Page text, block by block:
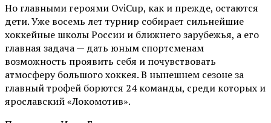
Но главными героями OviCup, как и прежде, остаются
дети. Уже восемь лет турнир собирает сильнейшие
хоккейные школы России и ближнего зарубежья, а его
главная задача — дать юным спортсменам
возможность проявить себя и почувствовать
атмосферу большого хоккея. В нынешнем сезоне за
главный трофей борются 24 команды, среди которых и
ярославский «Локомотив».